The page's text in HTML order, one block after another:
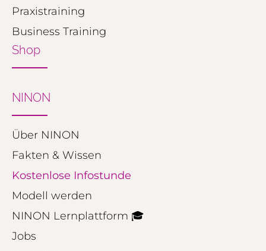
Praxistraining
Business Training
Shop
NINON
Über NINON
Fakten & Wissen
Kostenlose Infostunde
Modell werden
NINON Lernplattform 🎓
Jobs